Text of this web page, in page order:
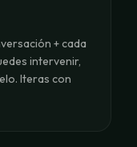
+ cada
intervenir,
Iteras con